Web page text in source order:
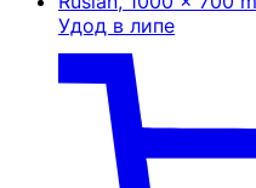
Удод в липе